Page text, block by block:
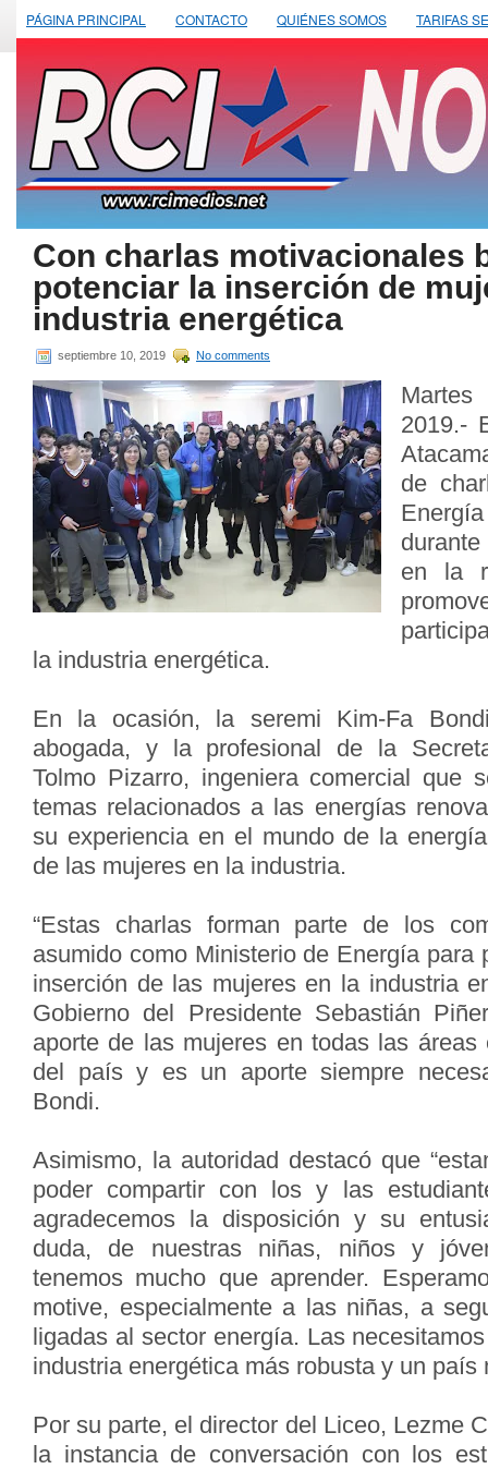
PÁGINA PRINCIPAL CONTACTO QUIÉNES SOMOS TARIFAS
Con charlas motivacionales
potenciar la inserción de
industria energética
septiembre 10, 2019 No comments
Martes
2019.-
de
en la
la industria energética.
En la ocasión, la seremi Kim-Fa
abogada, y la profesional de la
Tolmo Pizarro, ingeniera comercial que
temas relacionados a las energías
su experiencia en el mundo de la
de las mujeres en la industria.
“Estas charlas forman parte de los
asumido como Ministerio de Energía para
inserción de las mujeres en la industria
Gobierno del Presidente Sebastián
aporte de las mujeres en todas las áreas
del país y es un aporte siempre
Bondi.
Asimismo, la autoridad destacó que
poder compartir con los y las
agradecemos la disposición y su
duda, de nuestras niñas, niños y
tenemos mucho que aprender.
motive, especialmente a las niñas, a
ligadas al sector energía. Las
industria energética más robusta y un país
Por su parte, el director del Liceo, Lezme
la instancia de conversación con los